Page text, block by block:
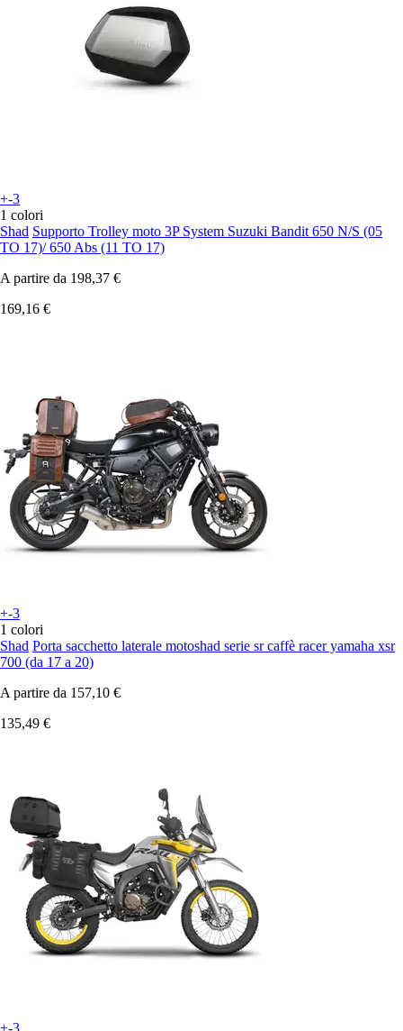
+-3
1 colori
Shad Supporto Trolley moto 3P System Suzuki Bandit 650 N/S (05
TO 17)/ 650 Abs (11 TO 17)
A partire da 198,37 €
169,16 €
+-3
1 colori
Shad Porta sacchetto laterale motoshad serie sr caffè racer yamaha xsr
700 (da 17 a 20)
A partire da 157,10 €
135,49 €
+-3